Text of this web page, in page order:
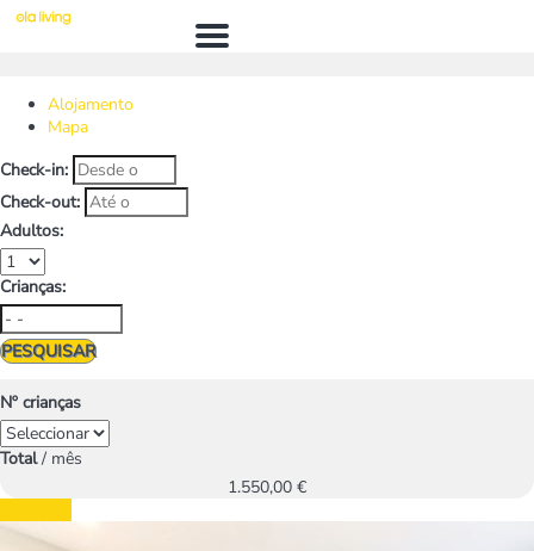
Menú
Alojamento
Mapa
Check-in:
Check-out:
Adultos:
Crianças:
PESQUISAR
Nº crianças
Total / mês
1.550,00 €